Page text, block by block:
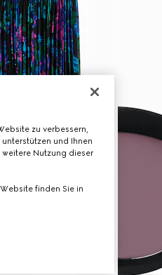
zu verbessern,
und Ihnen
Nutzung dieser
finden Sie in